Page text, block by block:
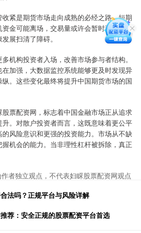
紧是期货市场走向成熟的必经之路。短期
金可能离场，交易量或许会暂时萎缩。但
展扫清了障碍。
机构投资者入场，改善市场参与者结构。
加强，大数据监控系统能够更及时发现异
。这些变化最终将提升中国期货市场的国
票配资网，标志着中国金融市场正从追求
。对散户投资者而言，这既意味着更公平
风险意识和更强的投资能力。市场从不缺
机会的能力。当非理性杠杆被拆除，真正
者独立观点，不代表妇睬股票配资网观点
法吗？正规平台与风险详解
荐：安全正规的股票配资平台首选